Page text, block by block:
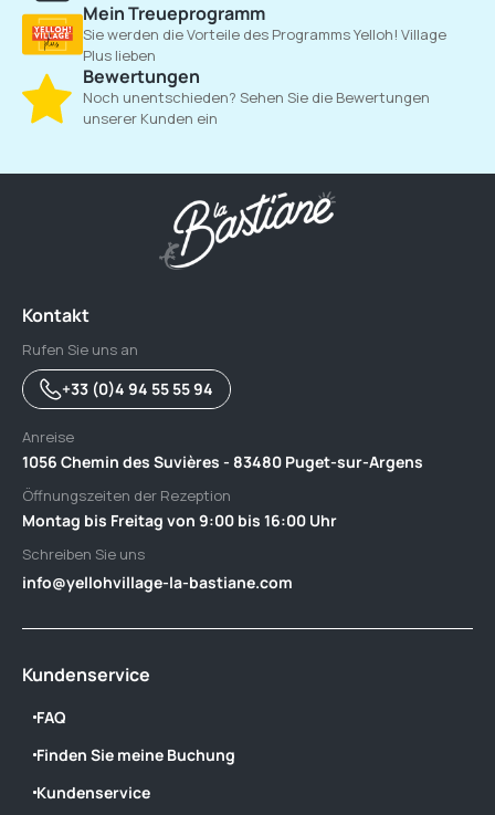
Mein Treueprogramm
Sie werden die Vorteile des Programms Yelloh! Village
Plus lieben
Bewertungen
Noch unentschieden? Sehen Sie die Bewertungen
unserer Kunden ein
Kontakt
Rufen Sie uns an
+33 (0)4 94 55 55 94
Anreise
1056 Chemin des Suvières - 83480 Puget-sur-Argens
Öffnungszeiten der Rezeption
Montag bis Freitag von 9:00 bis 16:00 Uhr
Schreiben Sie uns
info@yellohvillage-la-bastiane.com
Kundenservice
FAQ
Finden Sie meine Buchung
Kundenservice